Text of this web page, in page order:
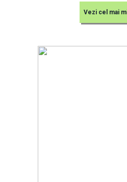
Vezi cel mai